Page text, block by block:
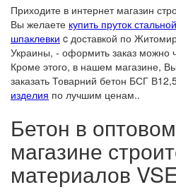
Приходите в интернет магазин
Вы желаете купить пруток стальной
шпаклевки c доставкой по
Украины, - оформить заказ можно
Кроме этого, в нашем магазине,
заказать Товарний бетон БСГ
изделия по лучшим ценам..
Бетон в
магазине
материалов